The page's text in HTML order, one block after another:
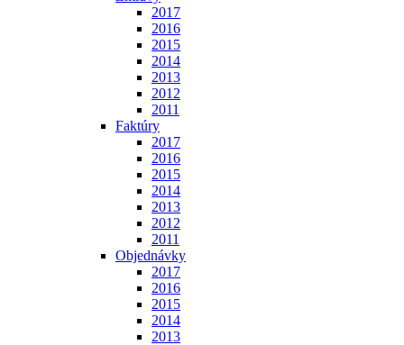
2017
2016
2015
2014
2013
2012
2011
Faktúry
2017
2016
2015
2014
2013
2012
2011
Objednávky
2017
2016
2015
2014
2013